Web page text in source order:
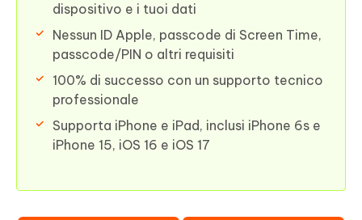
dispositivo e i tuoi dati
Nessun ID Apple, passcode di Screen Time,
passcode/PIN o altri requisiti
100% di successo con un supporto tecnico
professionale
Supporta iPhone e iPad, inclusi iPhone 6s e
iPhone 15, iOS 16 e iOS 17